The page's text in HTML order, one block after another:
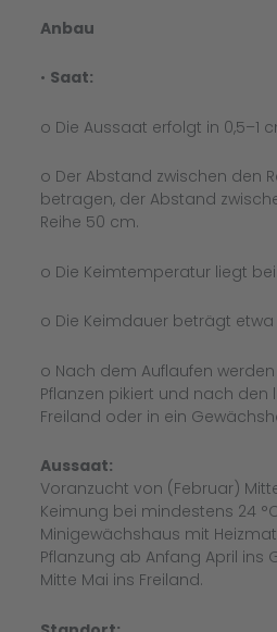
Anbau
• Saat:
o Die Aussaat erfolgt in 0,5–1
o Der Abstand zwischen den
betragen, der Abstand
Reihe 50 cm.
o Die Keimtemperatur liegt bei
o Die Keimdauer beträgt etwa
o Nach dem Auflaufen
Pflanzen pikiert und nach den
Freiland oder in ein
Aussaat:
Voranzucht von (Februar)
Keimung bei mindestens 24
Minigewächshaus mit
Pflanzung ab Anfang April ins
Mitte Mai ins Freiland.